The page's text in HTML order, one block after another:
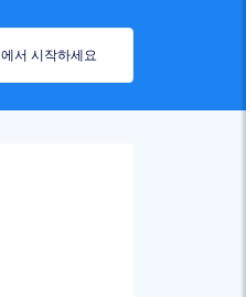
서 시작하세요